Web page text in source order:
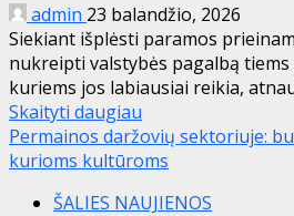
admin 23 balandžio, 2026
Siekiant išplėsti paramos
nukreipti valstybės pagalbą
kuriems jos labiausiai reikia,
Skaityti daugiau
Permainos daržovių sektoriuje:
kurioms kultūroms
ŠALIES NAUJIENOS